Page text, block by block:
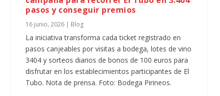
pasos y conseguir premios
16 junio, 2026 | Blog
La iniciativa transforma cada ticket registrado en
pasos canjeables por visitas a bodega, lotes de vino
3404 y sorteos diarios de bonos de 100 euros para
disfrutar en los establecimientos participantes de El
Tubo. Nota de prensa. Foto: Bodega Pirineos.